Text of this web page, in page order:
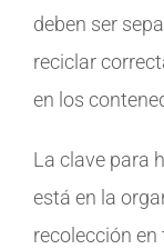
deben ser
reciclar
en los
La clave para
está en la
recolección